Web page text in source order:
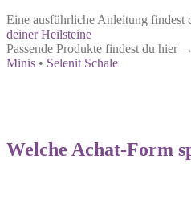
Eine ausführliche Anleitung findest
deiner Heilsteine
Passende Produkte findest du hier →
Minis • Selenit Schale
Welche Achat-Form